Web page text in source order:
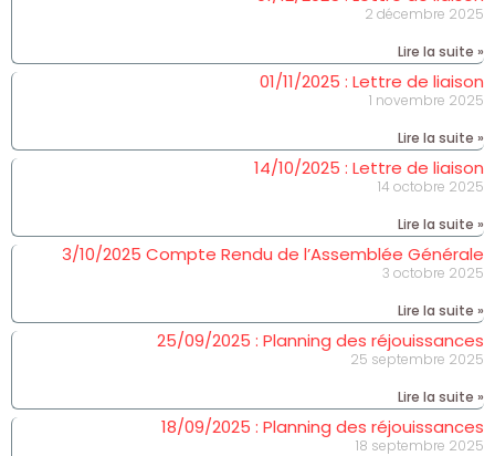
2 décembre 2025
Lire la suite »
01/11/2025 : Lettre de liaison
1 novembre 2025
Lire la suite »
14/10/2025 : Lettre de liaison
14 octobre 2025
Lire la suite »
3/10/2025 Compte Rendu de l’Assemblée Générale
3 octobre 2025
Lire la suite »
25/09/2025 : Planning des réjouissances
25 septembre 2025
Lire la suite »
18/09/2025 : Planning des réjouissances
18 septembre 2025